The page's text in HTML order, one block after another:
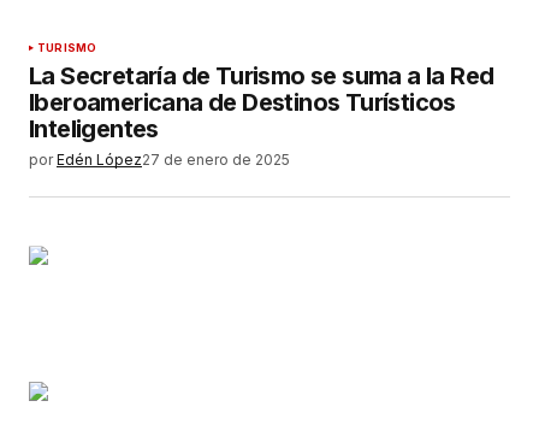
TURISMO
La Secretaría de Turismo se suma a la Red
Iberoamericana de Destinos Turísticos
Inteligentes
por Edén López27 de enero de 2025